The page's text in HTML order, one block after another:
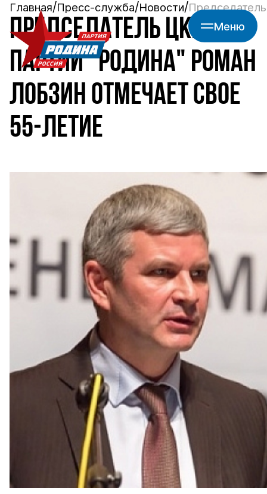
Меню
Главная Пресс-служба Новости
ПРЕДСЕДАТЕЛЬ ЦКРК
ПАРТИИ "РОДИНА" РОМАН
ЛОБЗИН ОТМЕЧАЕТ СВОЕ
55-ЛЕТИЕ